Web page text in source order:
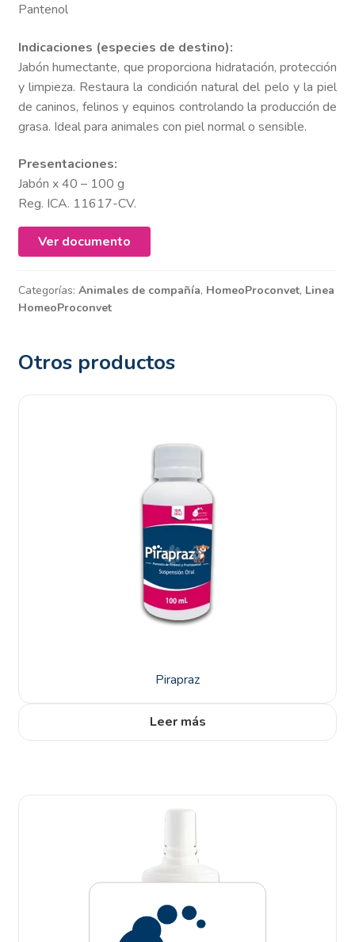
Pantenol
Indicaciones (especies de destino):
Jabón humectante, que proporciona hidratación, protección
y limpieza. Restaura la condición natural del pelo y la piel
de caninos, felinos y equinos controlando la producción de
grasa. Ideal para animales con piel normal o sensible.
Presentaciones:
Jabón x 40 – 100 g
Reg. ICA. 11617-CV.
Ver documento
Categorías: Animales de compañía, HomeoProconvet, Linea
HomeoProconvet
Otros productos
Pirapraz
Leer más